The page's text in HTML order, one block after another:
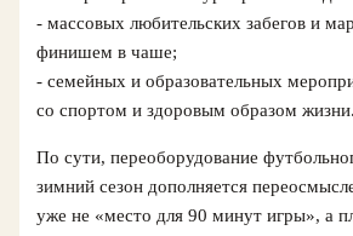
- массовых любительских забегов и
финишем в чаше;
- семейных и образовательных
со спортом и здоровым образом жизни.
По сути, переоборудование
зимний сезон дополняется
уже не «место для 90 минут игры», а